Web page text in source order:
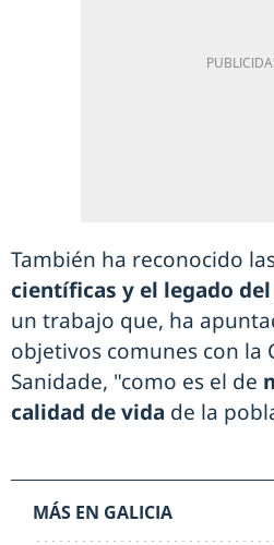
También ha reconocido
científicas y el legado
un trabajo que, ha
objetivos comunes con la
Sanidade, "como es el de
calidad de vida de la
MÁS EN GALICIA